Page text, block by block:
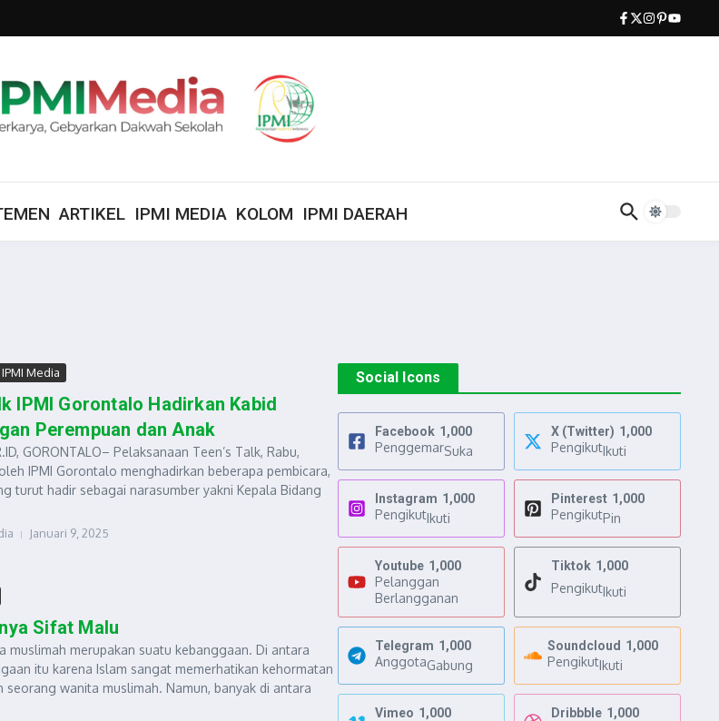
ARTIKEL IPMI MEDIA KOLOM IPMI DAERAH
IPMI Media
IPMI Gorontalo Hadirkan Kabid
Perempuan dan Anak
GORONTALO– Pelaksanaan Teen’s Talk, Rabu,
IPMI Gorontalo menghadirkan beberapa pembicara,
turut hadir sebagai narasumber yakni Kepala Bidang
Januari 9, 2025
Sifat Malu
muslimah merupakan suatu kebanggaan. Di antara
itu karena Islam sangat memerhatikan kehormatan
seorang wanita muslimah. Namun, banyak di antara
Social Icons
Facebook 1,000
PenggemarSuka
X (Twitter) 1,000
PengikutIkuti
Instagram 1,000
PengikutIkuti
Pinterest 1,000
PengikutPin
Youtube 1,000
Pelanggan
Berlangganan
Tiktok 1,000
PengikutIkuti
Telegram 1,000
AnggotaGabung
Soundcloud 1,000
PengikutIkuti
Vimeo 1,000 Dribbble 1,000